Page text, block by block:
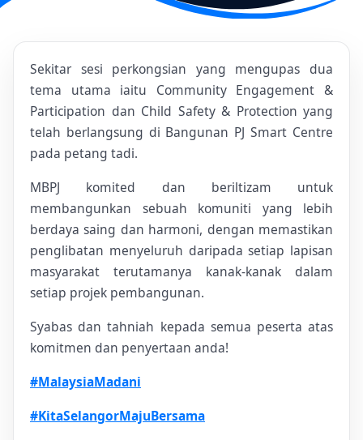
Sekitar sesi perkongsian yang mengupas dua
tema utama iaitu Community Engagement &
Participation dan Child Safety & Protection yang
telah berlangsung di Bangunan PJ Smart Centre
pada petang tadi.
MBPJ komited dan beriltizam untuk
membangunkan sebuah komuniti yang lebih
berdaya saing dan harmoni, dengan memastikan
penglibatan menyeluruh daripada setiap lapisan
masyarakat terutamanya kanak-kanak dalam
setiap projek pembangunan.
Syabas dan tahniah kepada semua peserta atas
komitmen dan penyertaan anda!
#MalaysiaMadani
#KitaSelangorMajuBersama